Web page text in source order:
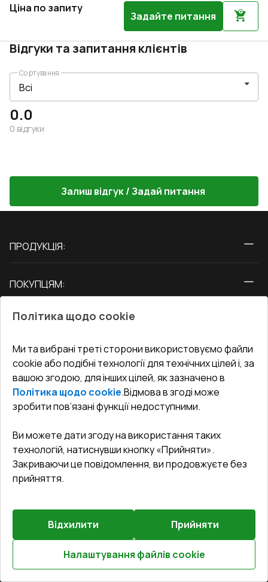
Ціна по запиту
Задайте питання
Відгуки та запитання клієнтів
0.0
0 відгуки
Сортування
Залиш відгук / Задай питання
ПРОДУКЦІЯ:
Двері
ПОКУПЦЯМ:
Блог
Адреса гіпермаркета
Як правильно заміряти вікна
СЕРВІС ТА ОБЛУГОВУВАННЯ:
Доставка і Оплата
Гарантія та Сервіс
Повернення товару
Договір публічної оферти
КОНТАКТИ
Офіс:Україна, м. Вінниця, вул. Келецька 60 кв. 61
undefined(undefined)
©2026 Всі права захищені.
Сайт створено на платформіVitrager.com.
Повідомити про проблему?
Політика щодо cookie
Ми та вибрані треті сторони використовуємо файли
cookie або подібні технології для технічних цілей і, за
вашою згодою, для інших цілей, як зазначено в
Політика щодо cookie.Відмова в згоді може
зробити пов’язані функції недоступними.
Ви можете дати згоду на використання таких
технологій, натиснувши кнопку «Прийняти».
Закриваючи це повідомлення, ви продовжуєте без
прийняття.
Відхилити Прийняти
Налаштування файлів cookie